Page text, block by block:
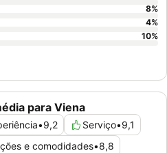
para Viena
•9,2 Serviço•9,1
e comodidades•8,8
8%
4%
10%